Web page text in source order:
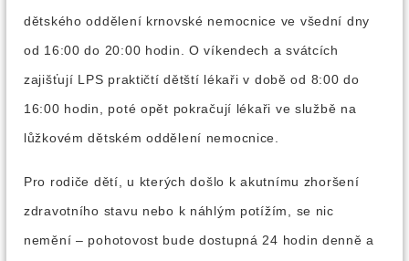
dětského oddělení krnovské nemocnice ve všední dny
od 16:00 do 20:00 hodin. O víkendech a svátcích
zajišťují LPS praktičtí dětští lékaři v době od 8:00 do
16:00 hodin, poté opět pokračují lékaři ve službě na
lůžkovém dětském oddělení nemocnice.
Pro rodiče dětí, u kterých došlo k akutnímu zhoršení
zdravotního stavu nebo k náhlým potížím, se nic
nemění – pohotovost bude dostupná 24 hodin denně a